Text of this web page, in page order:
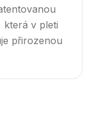
která v pleti
přirozenou